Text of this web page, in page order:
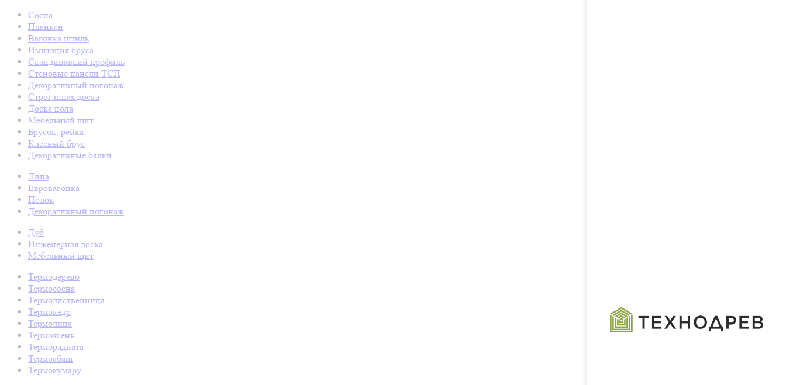
Сосна
Планкен
Вагонка штиль
Имитация бруса
Скандинавкий профиль
Стеновые панели ТСП
Декоративный погонаж
Строганная доска
Доска пола
Мебельный щит
Брусок, рейка
Клееный брус
Декоративные балки
Липа
Евровагонка
Полок
Декоративный погонаж
Дуб
Инженерная доска
Мебельный щит
Термодерево
Термососна
Термолиственница
Термокедр
Термолипа
Термоясень
Терморадиата
Термоабаш
Термокумару